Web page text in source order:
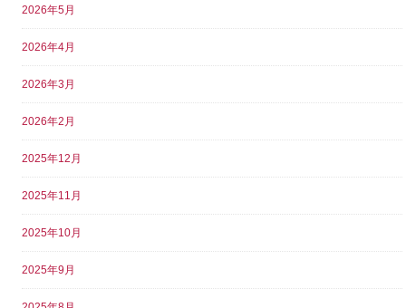
2026年5月
2026年4月
2026年3月
2026年2月
2025年12月
2025年11月
2025年10月
2025年9月